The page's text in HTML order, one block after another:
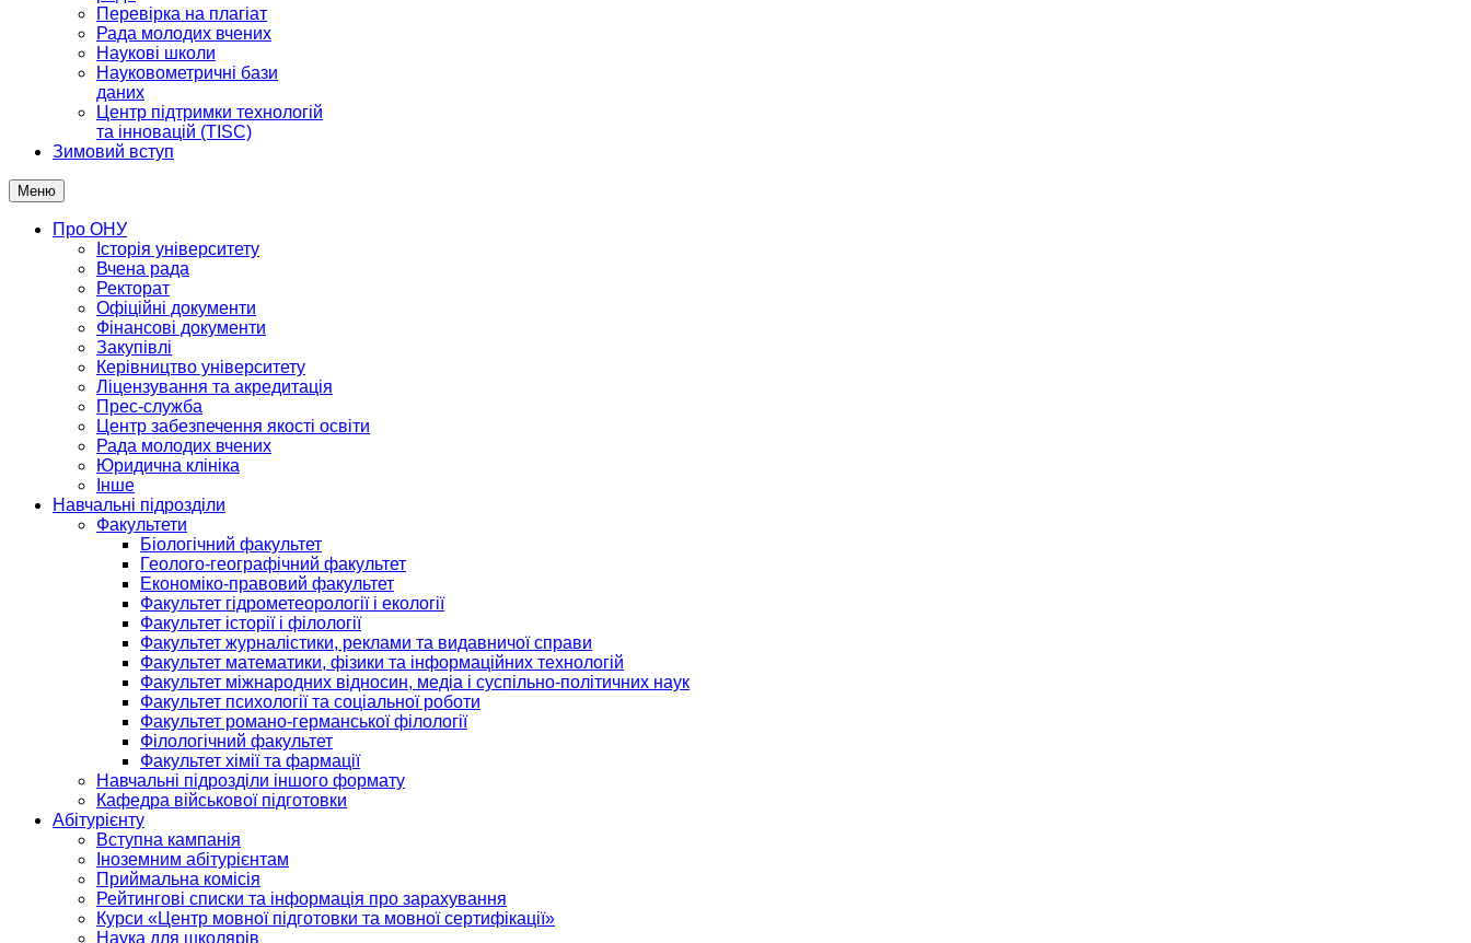
Перевірка на плагіат
Рада молодих вчених
Наукові школи
Науковометричні бази
даних
Центр підтримки технологій
та інновацій (TISC)
Зимовий вступ
Меню
Про ОНУ
Історія університету
Вчена рада
Ректорат
Офіційні документи
Фінансові документи
Закупівлі
Керівництво університету
Ліцензування та акредитація
Прес-служба
Центр забезпечення якості освіти
Рада молодих вчених
Юридична клініка
Інше
Навчальні підрозділи
Факультети
Біологічний факультет
Геолого-географічний факультет
Економіко-правовий факультет
Факультет гідрометеорології і екології
Факультет історії і філології
Факультет журналістики, реклами та видавничої справи
Факультет математики, фізики та інформаційних технологій
Факультет міжнародних відносин, медіа і суспільно-політичних наук
Факультет психології та соціальної роботи
Факультет романо-германської філології
Філологічний факультет
Факультет хімії та фармації
Навчальні підрозділи іншого формату
Кафедра військової підготовки
Абітурієнту
Вступна кампанія
Іноземним абітурієнтам
Приймальна комісія
Рейтингові списки та інформація про зарахування
Курси «Центр мовної підготовки та мовної сертифікації»
Наука для школярів